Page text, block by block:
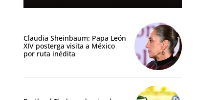
Claudia Sheinbaum: Papa León
XIV posterga visita a México
por ruta inédita